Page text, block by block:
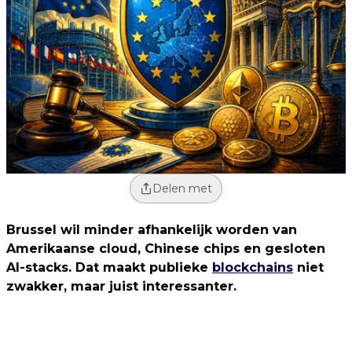
Delen met
Brussel wil minder afhankelijk worden van
Amerikaanse cloud, Chinese chips en gesloten
AI-stacks. Dat maakt publieke blockchains niet
zwakker, maar juist interessanter.